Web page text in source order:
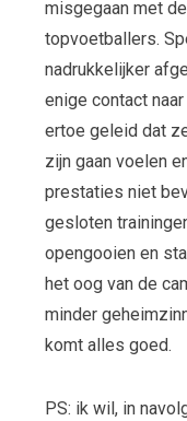
misgegaan met
topvoetballers.
nadrukkelijker
enige contact
ertoe geleid dat
zijn gaan voelen
prestaties niet
gesloten
opengooien en
het oog van de
minder
komt alles goed.
PS: ik wil, in